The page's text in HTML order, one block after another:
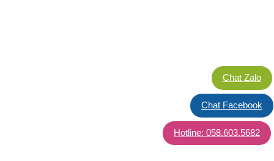
Chat Zalo
Chat Facebook
Hotline: 058.603.5682